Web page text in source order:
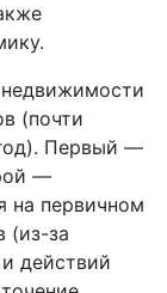
(почти
Первый —
—
на первичном
(из-за
действий